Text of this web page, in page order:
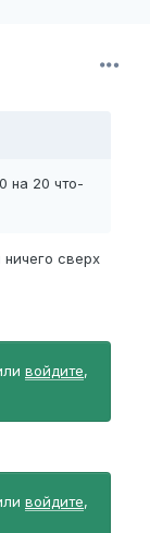
на 20 что-
сверх
войдите,
войдите,